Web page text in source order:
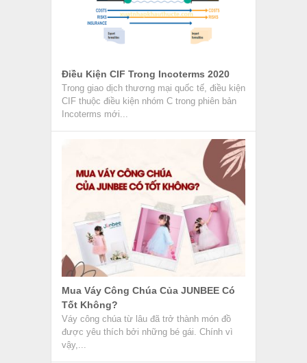
Điều Kiện CIF Trong Incoterms 2020
Trong giao dịch thương mại quốc tế, điều kiện
CIF thuộc điều kiện nhóm C trong phiên bản
Incoterms mới...
Mua Váy Công Chúa Của JUNBEE Có
Tốt Không?
Váy công chúa từ lâu đã trở thành món đồ
được yêu thích bởi những bé gái. Chính vì
vậy,...